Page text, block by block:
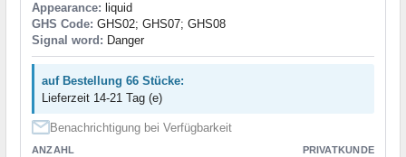
Appearance: liquid
GHS Code: GHS02; GHS07; GHS08
Signal word: Danger
auf Bestellung 66 Stücke:
Lieferzeit 14-21 Tag (e)
Benachrichtigung bei Verfügbarkeit
ANZAHL PRIVATKUNDE